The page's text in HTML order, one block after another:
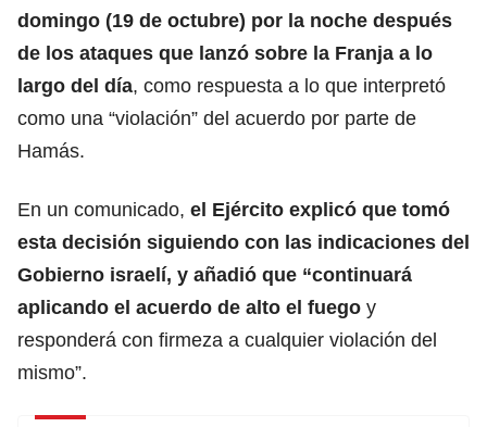
domingo (19 de octubre) por la noche después
de los ataques que lanzó sobre la Franja a lo
largo del día, como respuesta a lo que interpretó
como una “violación” del acuerdo por parte de
Hamás.
En un comunicado, el Ejército explicó que tomó
esta decisión siguiendo con las indicaciones del
Gobierno israelí, y añadió que “continuará
aplicando el acuerdo de alto el fuego y
responderá con firmeza a cualquier violación del
mismo”.